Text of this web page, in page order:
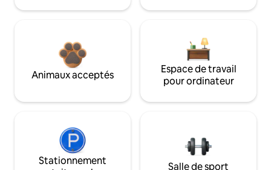
Animaux acceptés
Espace de travail
pour ordinateur
Stationnement
Salle de sport